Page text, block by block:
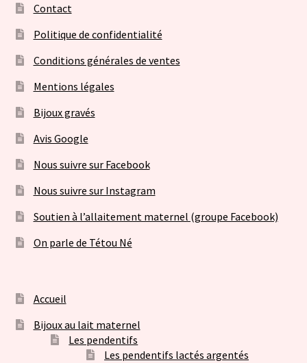
Contact
Politique de confidentialité
Conditions générales de ventes
Mentions légales
Bijoux gravés
Avis Google
Nous suivre sur Facebook
Nous suivre sur Instagram
Soutien à l’allaitement maternel (groupe Facebook)
On parle de Tétou Né
Accueil
Bijoux au lait maternel
Les pendentifs
Les pendentifs lactés argentés